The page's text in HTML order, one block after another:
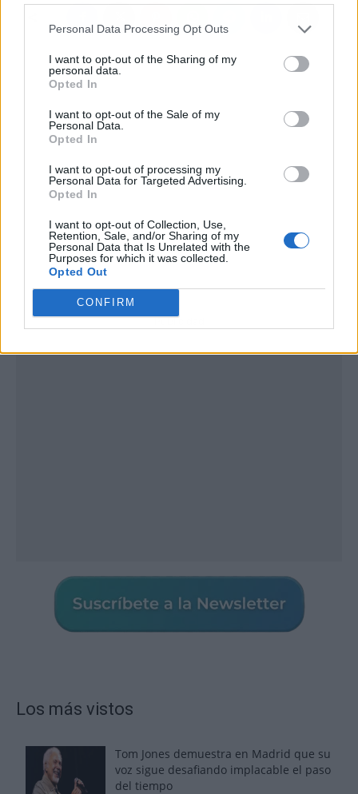
Personal Data Processing Opt Outs
I want to opt-out of the Sharing of my
personal data.
Opted In
I want to opt-out of the Sale of my
Personal Data.
Opted In
I want to opt-out of processing my
Personal Data for Targeted Advertising.
Opted In
I want to opt-out of Collection, Use,
Retention, Sale, and/or Sharing of my
Personal Data that Is Unrelated with the
Purposes for which it was collected.
Opted Out
CONFIRM
Publicidad
Los más vistos
Tom Jones demuestra en Madrid que su
voz sigue desafiando implacable el paso
del tiempo